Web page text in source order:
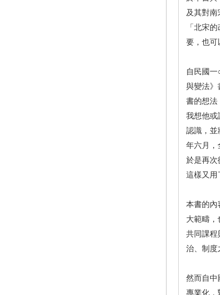
及其對
「北宋
要，也可
自民國
與變法》
書的想法
我想他或
認識，並
年六月，
於是再次
這樣又用
本書的內
大範疇，
共同課程
治、制度
然而自中
專業化，